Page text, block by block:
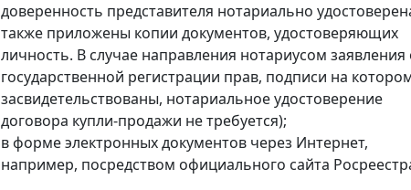
доверенность представителя нотариально
также приложены копии документов, удостоверяющих
личность. В случае направления нотариусом заявления
государственной регистрации прав, подписи на
засвидетельствованы, нотариальное удостоверение
договора купли-продажи не требуется);
в форме электронных документов через Интернет,
например, посредством официального сайта